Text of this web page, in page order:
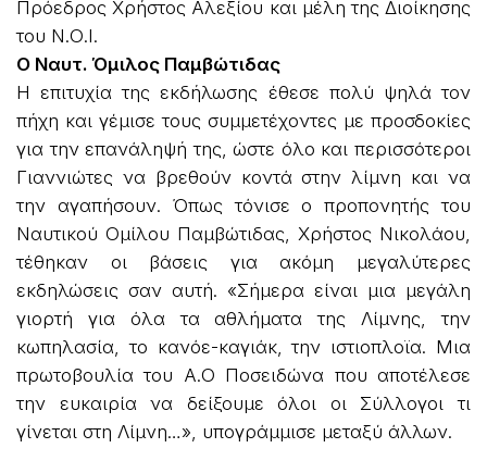
Πρόεδρος Χρήστος Αλεξίου και μέλη της Διοίκησης
του Ν.Ο.Ι.
Ο Ναυτ. Όμιλος Παμβώτιδας
Η επιτυχία της εκδήλωσης έθεσε πολύ ψηλά τον
πήχη και γέμισε τους συμμετέχοντες με προσδοκίες
για την επανάληψή της, ώστε όλο και περισσότεροι
Γιαννιώτες να βρεθούν κοντά στην λίμνη και να
την αγαπήσουν. Όπως τόνισε ο προπονητής του
Ναυτικού Ομίλου Παμβώτιδας, Χρήστος Νικολάου,
τέθηκαν οι βάσεις για ακόμη μεγαλύτερες
εκδηλώσεις σαν αυτή. «Σήμερα είναι μια μεγάλη
γιορτή για όλα τα αθλήματα της Λίμνης, την
κωπηλασία, το κανόε-καγιάκ, την ιστιοπλοϊα. Μια
πρωτοβουλία του Α.Ο Ποσειδώνα που αποτέλεσε
την ευκαιρία να δείξουμε όλοι οι Σύλλογοι τι
γίνεται στη Λίμνη…», υπογράμμισε μεταξύ άλλων.